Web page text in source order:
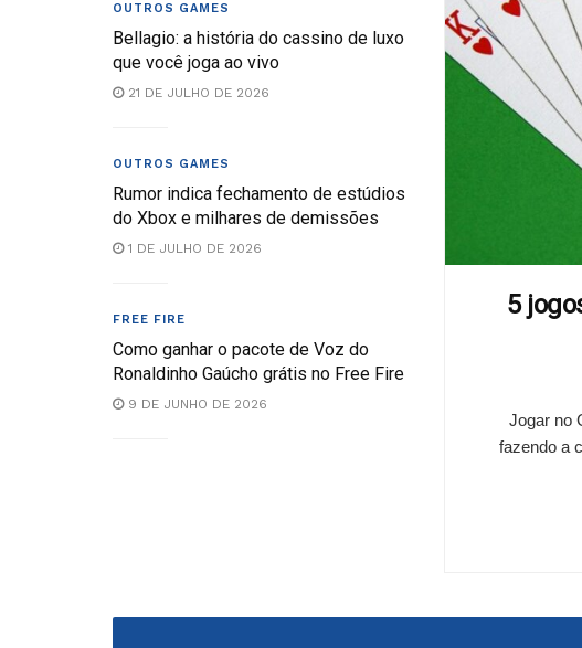
5
Jogar no
fazendo a
OUTROS GAMES
Bellagio: a história do cassino de luxo
que você joga ao vivo
21 DE JULHO DE 2026
OUTROS GAMES
Rumor indica fechamento de estúdios
do Xbox e milhares de demissões
1 DE JULHO DE 2026
FREE FIRE
Como ganhar o pacote de Voz do
Ronaldinho Gaúcho grátis no Free Fire
9 DE JUNHO DE 2026